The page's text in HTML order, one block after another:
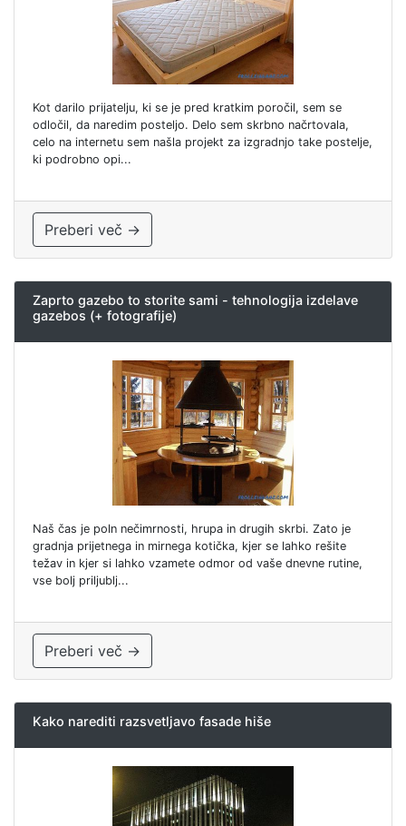
Kot darilo prijatelju, ki se je pred kratkim poročil, sem se
odločil, da naredim posteljo. Delo sem skrbno načrtovala,
celo na internetu sem našla projekt za izgradnjo take postelje,
ki podrobno opi...
Preberi več →
Zaprto gazebo to storite sami - tehnologija izdelave
gazebos (+ fotografije)
Naš čas je poln nečimrnosti, hrupa in drugih skrbi. Zato je
gradnja prijetnega in mirnega kotička, kjer se lahko rešite
težav in kjer si lahko vzamete odmor od vaše dnevne rutine,
vse bolj priljublj...
Preberi več →
Kako narediti razsvetljavo fasade hiše